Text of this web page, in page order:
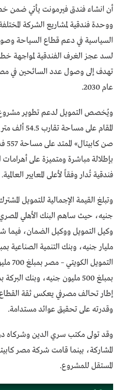
ووحدة فندقية لمشاريع الشركة
لسد عجز الغرف الفندقية لمواجهة
عام 2030.
ويُخصص التمويل لدعم تطوير
المقام على
بإطلالة مباشرة ومتميزة على
فندقية تُدار وفقاً لأعلى المعايير العالمية.
وكيل التمويل ووكيل الضمان، فيما
إطار تحالف مصرفي يعكس ثقة القطاع
وقدرته على تحقيق عوائد مستدامة.
وقد تولى مكتب سري الدين وشركاه
المشاركة، بينما قامت شركة مصر
المستقل للمشروع.